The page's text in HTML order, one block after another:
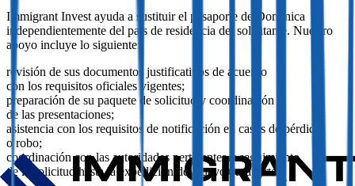
Immigrant Invest ayuda a sustituir el pasaporte de Dominica
independientemente del país de residencia del solicitante. Nuestro
apoyo incluye lo siguiente:
revisión de sus documentos justificativos de acuerdo
con los requisitos oficiales vigentes;
preparación de su paquete de solicitud y coordinación
de las presentaciones;
asistencia con los requisitos de notificación en casos de pérdida
o robo;
coordinación con las autoridades pertinentes y seguimiento
de la solicitud hasta la expedición del nuevo pasaporte.